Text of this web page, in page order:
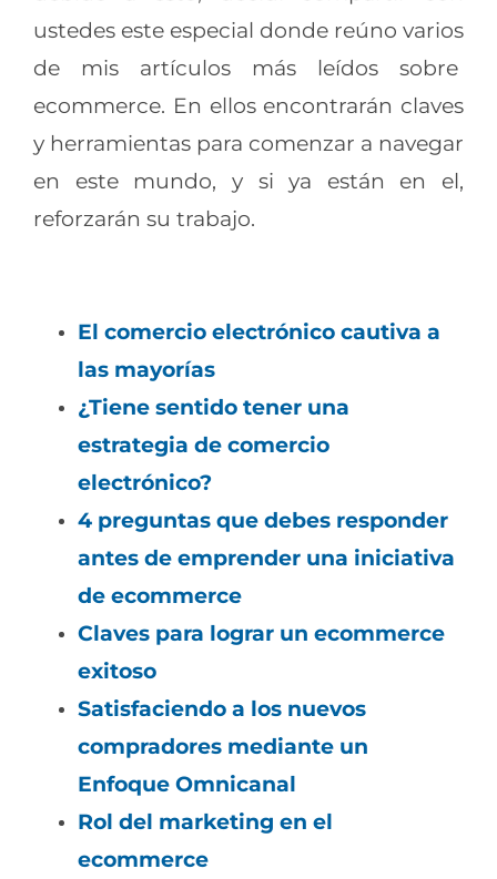
ustedes este especial donde reúno varios
de mis artículos más leídos sobre
ecommerce. En ellos encontrarán claves
y herramientas para comenzar a navegar
en este mundo, y si ya están en el,
reforzarán su trabajo.
El comercio electrónico cautiva a
las mayorías
¿Tiene sentido tener una
estrategia de comercio
electrónico?
4 preguntas que debes responder
antes de emprender una iniciativa
de ecommerce
Claves para lograr un ecommerce
exitoso
Satisfaciendo a los nuevos
compradores mediante un
Enfoque Omnicanal
Rol del marketing en el
ecommerce